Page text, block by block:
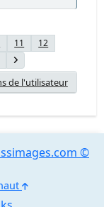
11
12
de l'utilisateur
©